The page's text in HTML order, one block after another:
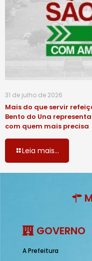
31 de julho de 2026
Mais do que servir
Bento do Una
com quem mais precisa
Leia mais...
GOVERNO
A Prefeitura